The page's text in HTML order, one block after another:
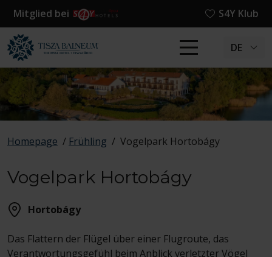
Mitglied bei S4Y Klub
DE
Homepage / Frühling / Vogelpark Hortobágy
Vogelpark Hortobágy
Hortobágy
Das Flattern der Flügel über einer Flugroute, das
Verantwortungsgefühl beim Anblick verletzter Vögel